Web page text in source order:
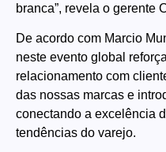
branca”, revela o gerente
De acordo com Marcio
neste evento global
relacionamento com
das nossas marcas e
conectando a excelência
tendências do varejo.